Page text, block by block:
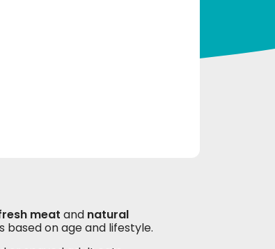
meat and natural
on age and lifestyle.